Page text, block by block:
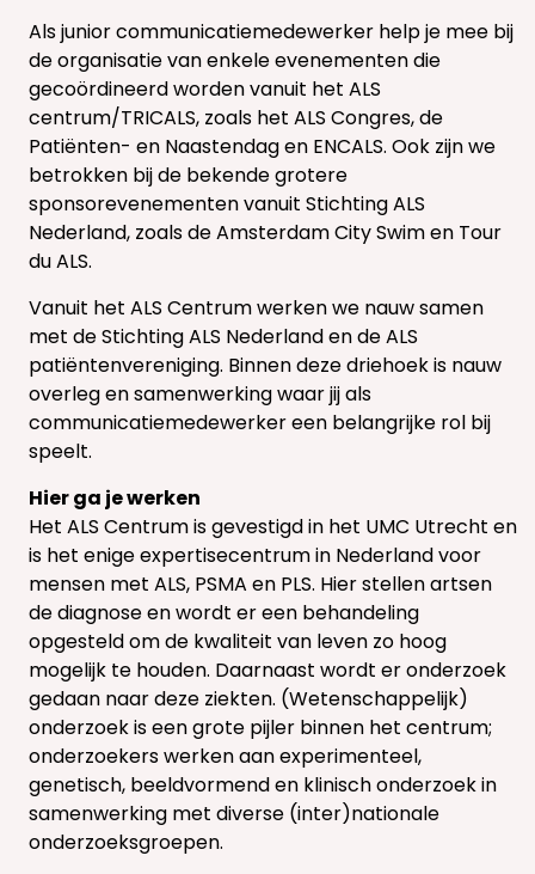
Als junior communicatiemedewerker help je mee bij
de organisatie van enkele evenementen die
gecoördineerd worden vanuit het ALS
centrum/TRICALS, zoals het ALS Congres, de
Patiënten- en Naastendag en ENCALS. Ook zijn we
betrokken bij de bekende grotere
sponsorevenementen vanuit Stichting ALS
Nederland, zoals de Amsterdam City Swim en Tour
du ALS.
Vanuit het ALS Centrum werken we nauw samen
met de Stichting ALS Nederland en de ALS
patiëntenvereniging. Binnen deze driehoek is nauw
overleg en samenwerking waar jij als
communicatiemedewerker een belangrijke rol bij
speelt.
Hier ga je werken
Het ALS Centrum is gevestigd in het UMC Utrecht en
is het enige expertisecentrum in Nederland voor
mensen met ALS, PSMA en PLS. Hier stellen artsen
de diagnose en wordt er een behandeling
opgesteld om de kwaliteit van leven zo hoog
mogelijk te houden. Daarnaast wordt er onderzoek
gedaan naar deze ziekten. (Wetenschappelijk)
onderzoek is een grote pijler binnen het centrum;
onderzoekers werken aan experimenteel,
genetisch, beeldvormend en klinisch onderzoek in
samenwerking met diverse (inter)nationale
onderzoeksgroepen.